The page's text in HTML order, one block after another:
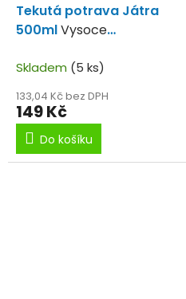
Tekutá potrava Játra
500mlVysoce
játra.
Skladem (5 ks)
133,04 Kč bez DPH
149 Kč
Do košíku